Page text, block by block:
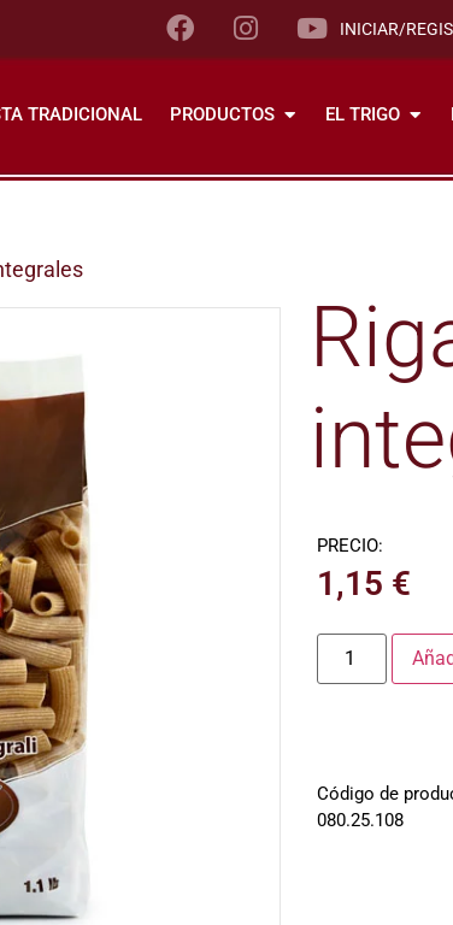
INICIAR/
TRADICIONAL PRODUCTOS EL TRIGO
PRECIO:
1,15 €
Código de
080.25.108